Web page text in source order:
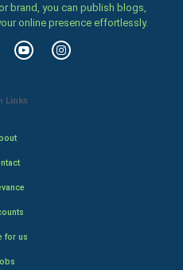
brand, you can publish blogs,
online presence effortlessly.
Links
for us